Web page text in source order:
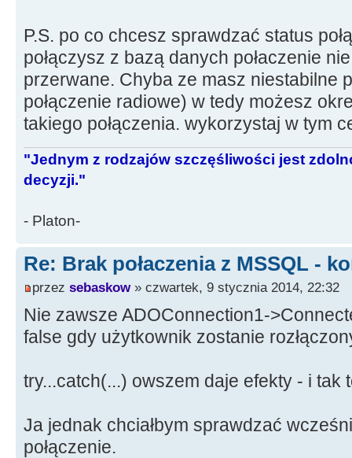
P.S. po co chcesz sprawdzać status
połączysz z bazą danych połaczenie
przerwane. Chyba ze masz niestabilne
połączenie radiowe) w tedy możesz
takiego połączenia. wykorzystaj w tym
"Jednym z rodzajów szczęśliwości jest
decyzji."
- Platon-
Re: Brak połaczenia z MSSQL -
przez sebaskow» czwartek, 9 stycznia 2014, 22:32
Nie zawsze ADOConnection1-
false gdy użytkownik zostanie
try...catch(...) owszem daje efekty - i tak
Ja jednak chciałbym sprawdzać
połączenie.